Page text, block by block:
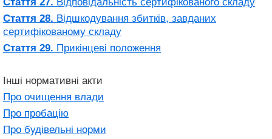
Стаття 28. Відшкодування збитків, завданих
сертифікованому складу
Стаття 29. Прикінцеві положення
Інші нормативні акти
Про очищення влади
Про пробацію
Про будівельні норми